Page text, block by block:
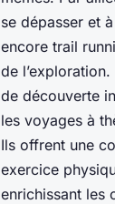
se dépasser et
encore trail
de
de découverte
les voyages à
Ils offrent une
exercice
enrichissant les